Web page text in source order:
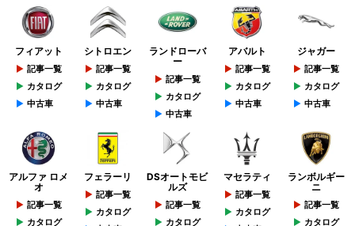
フィアット
記事一覧
カタログ
中古車
シトロエン
記事一覧
カタログ
中古車
ランドローバ
ー
記事一覧
カタログ
中古車
アバルト
記事一覧
カタログ
中古車
ジャガー
記事一覧
カタログ
中古車
アルファ ロメ
オ
記事一覧
カタログ
フェラーリ
記事一覧
カタログ
DSオートモビ
ルズ
記事一覧
カタログ
マセラティ
記事一覧
カタログ
ランボルギー
ニ
記事一覧
カタログ